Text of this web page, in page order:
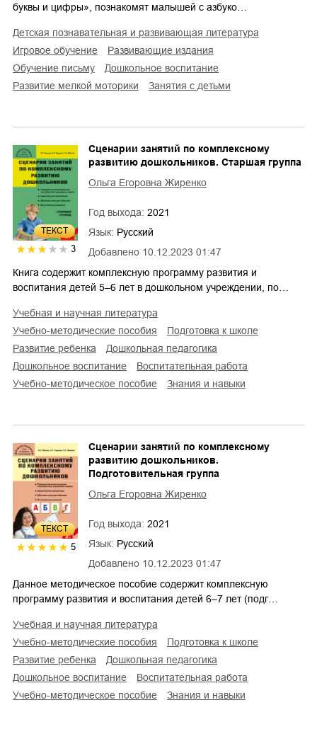
буквы и цифры», познакомят малышей с азбуко…
детская познавательная и развивающая литература
игровое обучение
развивающие издания
обучение письму
дошкольное воспитание
развитие мелкой моторики
занятия с детьми
ТЕКСТ
3 Добавлено 10.12.2023 01:47
Сценарии занятий по комплексному
развитию дошкольников. Старшая группа
Ольга Егоровна Жиренко
Год выхода: 2021
Язык: Русский
Книга содержит комплексную программу развития и
воспитания детей 5–6 лет в дошкольном учреждении, по…
учебная и научная литература
учебно-методические пособия
подготовка к школе
развитие ребенка
дошкольная педагогика
дошкольное воспитание
воспитательная работа
учебно-методическое пособие
знания и навыки
ТЕКСТ
5
Добавлено 10.12.2023 01:47
Сценарии занятий по комплексному
развитию дошкольников.
Подготовительная группа
Ольга Егоровна Жиренко
Год выхода: 2021
Язык: Русский
Данное методическое пособие содержит комплексную
программу развития и воспитания детей 6–7 лет (подг…
учебная и научная литература
учебно-методические пособия
подготовка к школе
развитие ребенка
дошкольная педагогика
дошкольное воспитание
воспитательная работа
учебно-методическое пособие
знания и навыки